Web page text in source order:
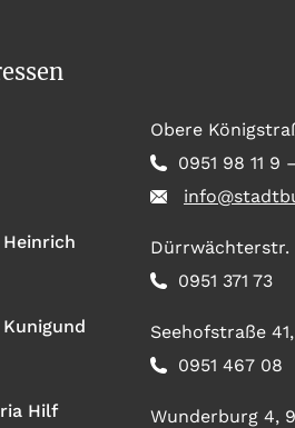
Obere
0951 98 11 9
Dürrwächterstr.
0951 371 73
Seehofstraße
0951 467 08
Hilf Wunderburg 4,